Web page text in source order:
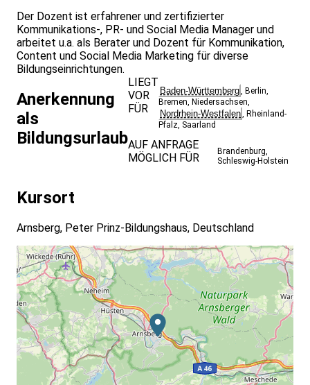
Der Dozent ist erfahrener und zertifizierter
Kommunikations-, PR- und Social Media Manager und
arbeitet u.a. als Berater und Dozent für Kommunikation,
Content und Social Media Marketing für diverse
Bildungseinrichtungen.
Anerkennung
als
Bildungsurlaub
LIEGT
VOR
FÜR
Baden-Württemberg, Berlin,
Bremen, Niedersachsen,
Nordrhein-Westfalen, Rheinland-
Pfalz, Saarland
AUF ANFRAGE
MÖGLICH FÜR
Brandenburg,
Schleswig-Holstein
Kursort
Arnsberg, Peter Prinz-Bildungshaus, Deutschland